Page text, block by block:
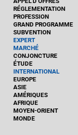
RÉGLEMENTATION
PROFESSION
GRAND PROGRAMME
SUBVENTION
EXPERT
MARCHÉ
CONJONCTURE
ÉTUDE
INTERNATIONAL
EUROPE
ASIE
AMÉRIQUES
AFRIQUE
MOYEN-ORIENT
MONDE